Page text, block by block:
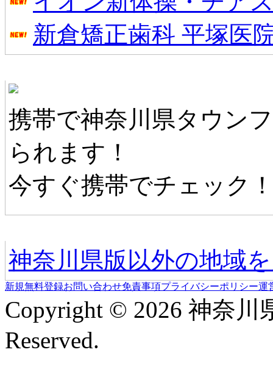
新倉矯正歯科 平塚医
携帯で神奈川県タウン
られます！
今すぐ携帯でチェック
神奈川県版以外の地域
新規無料登録お問い合わせ免責事項プライバシーポリシー運
Copyright © 2026 神奈
Reserved.